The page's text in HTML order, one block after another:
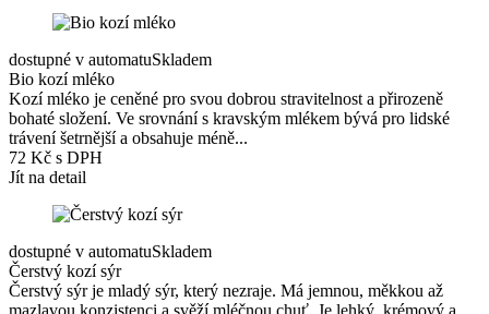
dostupné v automatuSkladem
Bio kozí mléko
Kozí mléko je ceněné pro svou dobrou stravitelnost a přirozeně
bohaté složení. Ve srovnání s kravským mlékem bývá pro lidské
trávení šetrnější a obsahuje méně...
72 Kč s DPH
Jít na detail
dostupné v automatuSkladem
Čerstvý kozí sýr
Čerstvý sýr je mladý sýr, který nezraje. Má jemnou, měkkou až